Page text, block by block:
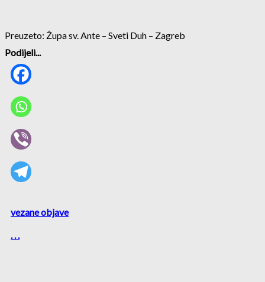
Preuzeto: Župa sv. Ante – Sveti Duh – Zagreb
Podijeli...
vezane objave
. . .